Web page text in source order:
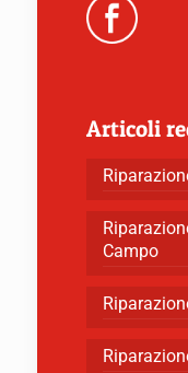
Articoli
Campo